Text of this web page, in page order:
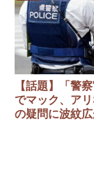
【話題】「警
でマック、ア
の疑問に波紋